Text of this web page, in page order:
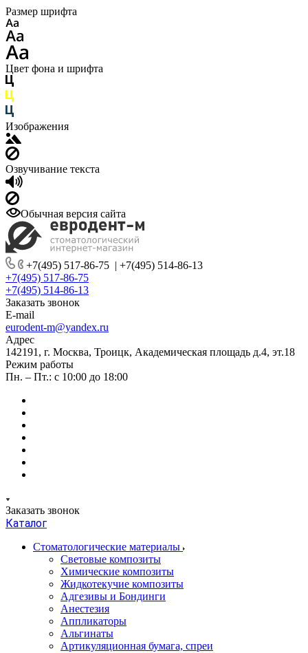
Размер шрифта
Цвет фона и шрифта
Изображения
Озвучивание текста
Обычная версия сайта
+7(495) 517-86-75 | +7(495) 514-86-13
+7(495) 517-86-75
+7(495) 514-86-13
Заказать звонок
E-mail
eurodent-m@yandex.ru
Адрес
142191, г. Москва, Троицк, Академическая площадь д.4, эт.18
Режим работы
Пн. – Пт.: с 10:00 до 18:00
Заказать звонок
Каталог
Стоматологические материалы
Световые композиты
Химические композиты
Жидкотекучие композиты
Адгезивы и Бондинги
Анестезия
Аппликаторы
Альгинаты
Артикуляционная бумага, спреи